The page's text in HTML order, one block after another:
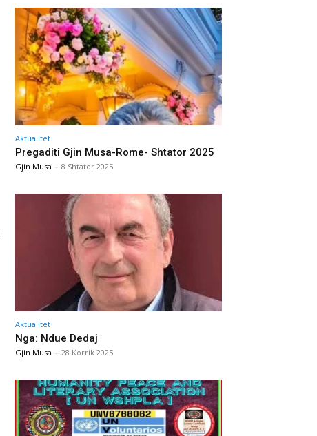
Aktualitet
Pregaditi Gjin Musa-Rome- Shtator 2025
Gjin Musa - 8 Shtator 2025
Aktualitet
Nga: Ndue Dedaj
Gjin Musa - 28 Korrik 2025